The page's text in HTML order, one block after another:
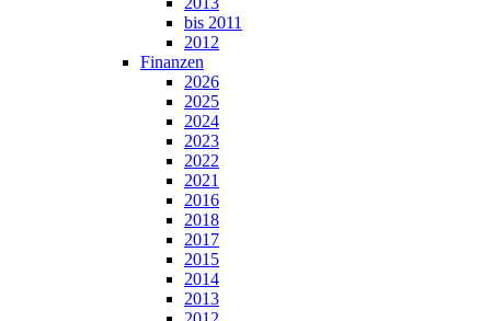
bis 2011
2012
Finanzen
2026
2025
2024
2023
2022
2021
2016
2018
2017
2015
2014
2013